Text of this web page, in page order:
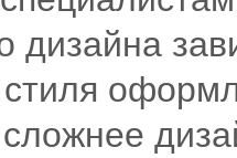
дизайна
стиля